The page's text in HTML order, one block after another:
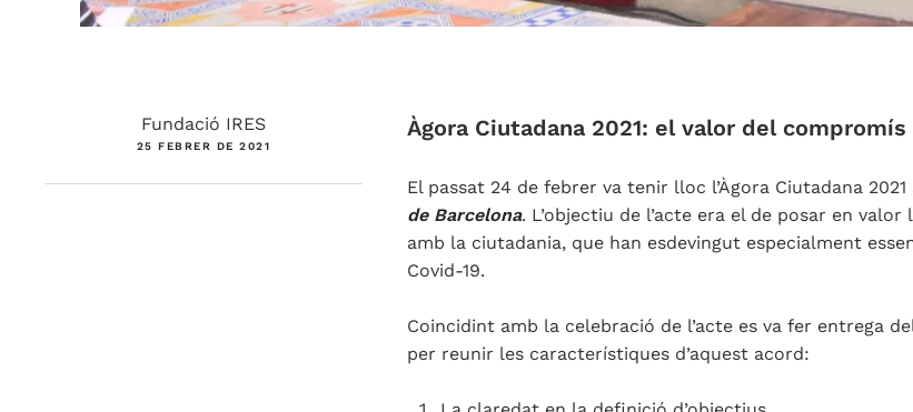
Fundació IRES
25 FEBRER DE 2021
Àgora Ciutadana 2021: el valor del
El passat 24 de febrer va tenir lloc l’Àgora Ciutadana
de Barcelona. L’objectiu de l’acte era el de posar en
amb la ciutadania, que han esdevingut especialment
Covid-19.
Coincidint amb la celebració de l’acte es va fer entrega
per reunir les característiques d’aquest acord: